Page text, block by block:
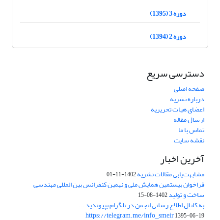
دوره 3 (1395)
دوره 2 (1394)
دسترسی سریع
صفحه اصلی
درباره نشریه
اعضای هیات تحریریه
ارسال مقاله
تماس با ما
نقشه سایت
آخرین اخبار
مشابهت‌یابی مقالات نشریه1402-11-01
فراخوان بیستمین همایش ملی و نهمین کنفرانس بین المللی مهندسی
ساخت و تولید1402-08-15
به کانال اطلاع رسانی انجمن در تلگرام بپیوندید ...
https://telegram.me/info_smeir1395-06-19